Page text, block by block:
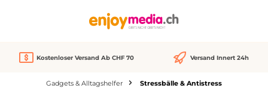
Kostenloser Versand Ab CHF 70 Versand Innert 24h
Gadgets & Alltagshelfer Stressbälle & Antistress